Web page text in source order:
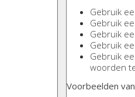
Gebruik
Gebruik
Gebruik
Gebruik
Gebruik
woorden
Voorbeelden